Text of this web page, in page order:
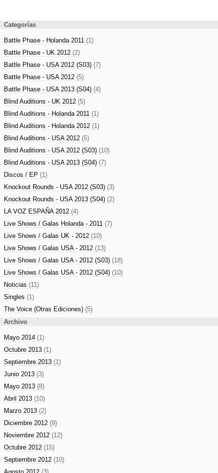
Categorías
Battle Phase - Holanda 2011 (1)
Battle Phase - UK 2012 (2)
Battle Phase - USA 2012 (S03) (7)
Battle Phase - USA 2012 (5)
Battle Phase - USA 2013 (S04) (4)
Blind Auditions - UK 2012 (5)
Blind Auditions - Holanda 2011 (1)
Blind Auditions - Holanda 2012 (1)
Blind Auditions - USA 2012 (5)
Blind Auditions - USA 2012 (S03) (10)
Blind Auditions - USA 2013 (S04) (7)
Discos / EP (1)
Knockout Rounds - USA 2012 (S03) (3)
Knockout Rounds - USA 2013 (S04) (2)
LA VOZ ESPAÑA 2012 (4)
Live Shows / Galas Holanda - 2011 (7)
Live Shows / Galas UK - 2012 (10)
Live Shows / Galas USA - 2012 (13)
Live Shows / Galas USA - 2012 (S03) (18)
Live Shows / Galas USA - 2012 (S04) (10)
Noticias (11)
Singles (1)
The Voice (Otras Ediciones) (5)
Archivo
Mayo 2014 (1)
Octubre 2013 (1)
Septiembre 2013 (1)
Junio 2013 (3)
Mayo 2013 (8)
Abril 2013 (10)
Marzo 2013 (2)
Diciembre 2012 (9)
Noviembre 2012 (12)
Octubre 2012 (15)
Septiembre 2012 (10)